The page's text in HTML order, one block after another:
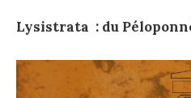
Lysistrata : du